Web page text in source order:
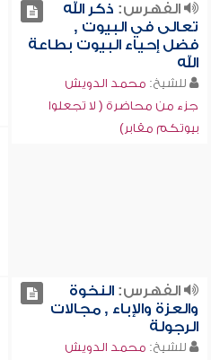
الفهرس: ذكر الله
تعالى في البيوت ,
فضل إحياء البيوت بطاعة
الله
للشيخ: محمد الدويش
جزء من محاضرة ( لا تجعلوا
بيوتكم مقابر)
الفهرس:النخوة
والعزة والإباء , مجالات
الرجولة
للشيخ: محمد الدويش